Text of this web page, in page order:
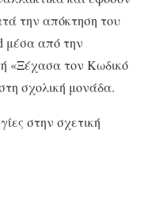
την απόκτηση του
μέσα από την
«Ξέχασα τον Κωδικό
σχολική μονάδα.
στην σχετική